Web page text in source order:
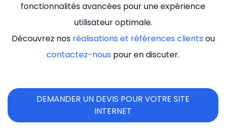
fonctionnalités avancées pour une expérience
utilisateur optimale.
Découvrez nos réalisations et références clients ou
contactez-nous pour en discuter.
DEMANDER UN DEVIS POUR VOTRE SITE
INTERNET